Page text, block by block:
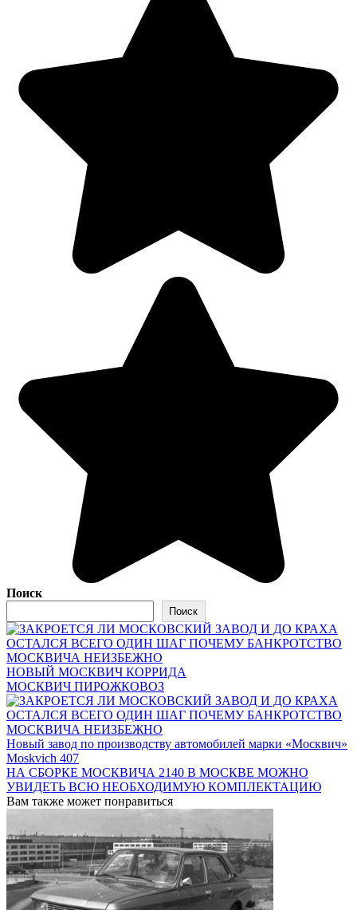
Поиск
Поиск
НОВЫЙ МОСКВИЧ КОРРИДА
МОСКВИЧ ПИРОЖКОВОЗ
Новый завод по производству автомобилей марки «Москвич»
Moskvich 407
НА СБОРКЕ МОСКВИЧА 2140 В МОСКВЕ МОЖНО
УВИДЕТЬ ВСЮ НЕОБХОДИМУЮ КОМПЛЕКТАЦИЮ
Вам также может понравиться